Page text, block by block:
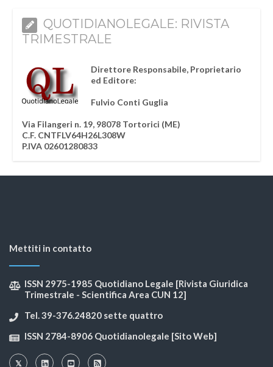
QUOTIDIANOLEGALE: RIVISTA
TRIMESTRALE
Direttore Responsabile, Proprietario
ed Editore:
Fulvio Conti Guglia
Via Filangeri n. 19, 98078 Tortorici (ME)
C.F. CNTFLV64H26L308W
P.IVA 02601280833
Mettiti in contatto
ISSN 2975-1985 Quotidiano Legale [Rivista Giuridica
Trimestrale - Scientifica Area CUN 12]
Tel. 39-376.24820 sette quattro
ISSN 2784-8906 Quotidianolegale [Sito Web]